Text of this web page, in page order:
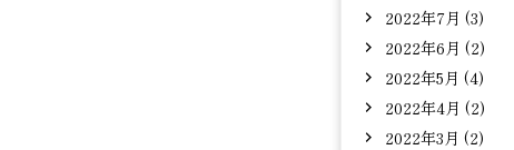
2022年7月 (3)
2022年6月 (2)
2022年5月 (4)
2022年4月 (2)
2022年3月 (2)